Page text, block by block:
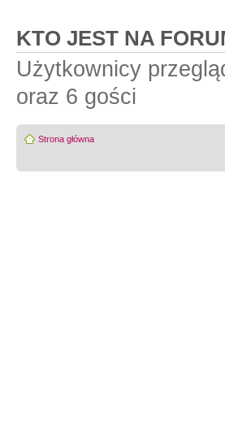
KTO JEST NA
Użytkownicy
oraz 6 gości
Strona główna